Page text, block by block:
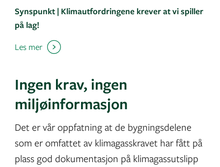
Synspunkt | Klimautfordringene krever at vi spiller
på lag!
Les mer
Ingen krav, ingen
miljøinformasjon
Det er vår oppfatning at de bygningsdelene
som er omfattet av klimagasskravet har fått på
plass god dokumentasjon på klimagassutslipp